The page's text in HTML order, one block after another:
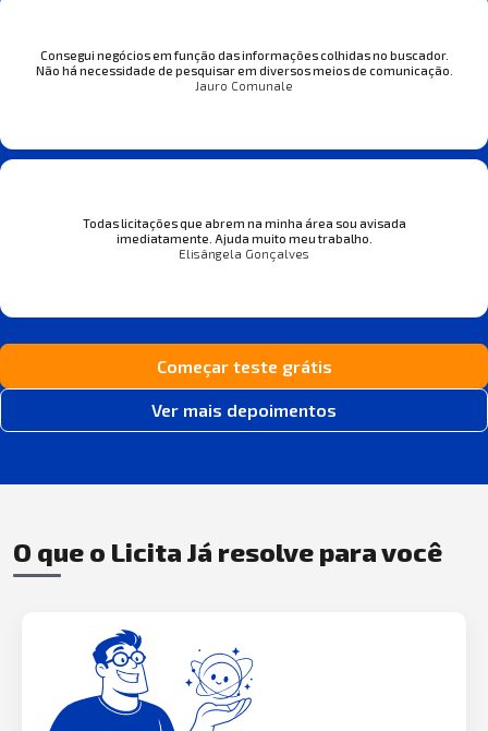
Consegui negócios em função das informações colhidas no buscador.
Não há necessidade de pesquisar em diversos meios de comunicação.
Jauro Comunale
Todas licitações que abrem na minha área sou avisada
imediatamente. Ajuda muito meu trabalho.
Elisângela Gonçalves
Começar teste grátis
Ver mais depoimentos
O que o Licita Já resolve para você